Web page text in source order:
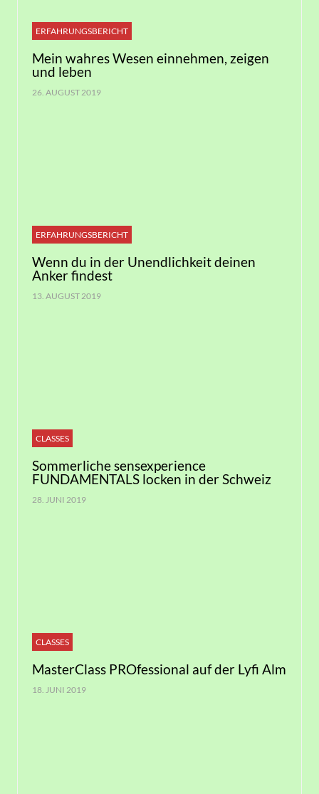
ERFAHRUNGSBERICHT
Mein wahres Wesen einnehmen, zeigen
und leben
26. AUGUST 2019
ERFAHRUNGSBERICHT
Wenn du in der Unendlichkeit deinen
Anker findest
13. AUGUST 2019
CLASSES
Sommerliche sensexperience
FUNDAMENTALS locken in der Schweiz
28. JUNI 2019
CLASSES
MasterClass PROfessional auf der Lyfi Alm
18. JUNI 2019